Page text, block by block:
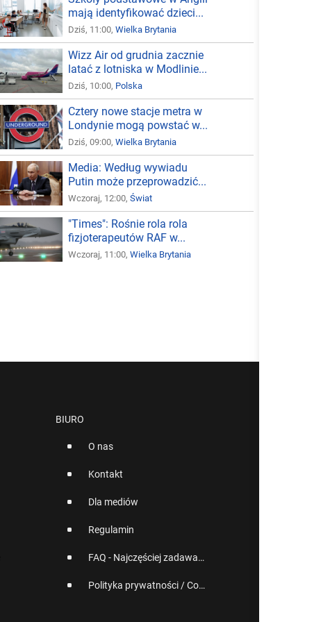
mają identyfikować dzieci...
Dziś, 11:00,Wielka Brytania
Wizz Air od grudnia zacznie
latać z lotniska w Modlinie...
Dziś, 10:00, Polska
Cztery nowe stacje metra w
Londynie mogą powstać w...
Dziś, 09:00,Wielka Brytania
Media: Według wywiadu
Putin może przeprowadzić...
Wczoraj, 12:00,Świat
"Times": Rośnie rola rola
fizjoterapeutów RAF w...
Wczoraj, 11:00,Wielka Brytania
BIURO
O nas
Kontakt
Dla mediów
Regulamin
FAQ - Najczęściej zadawane pytania
Polityka prywatności / Cookies